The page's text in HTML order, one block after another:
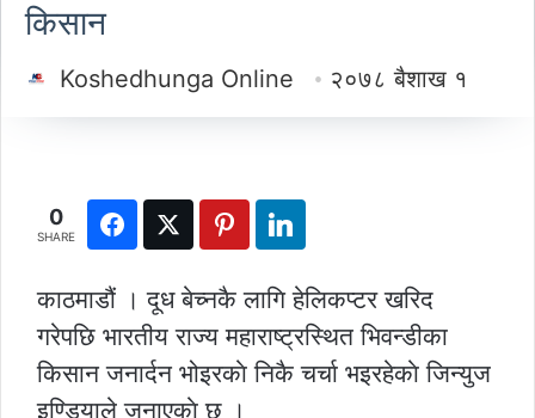
किसान
Koshedhunga Online २०७८ बैशाख १
0
SHARE
काठमाडौं । दूध बेच्नकै लागि हेलिकप्टर खरिद
गरेपछि भारतीय राज्य महाराष्ट्रस्थित भिवन्डीका
किसान जनार्दन भोइरकाे निकै चर्चा भइरहेकाे जिन्युज
इण्डियाले जनाएकाे छ ।